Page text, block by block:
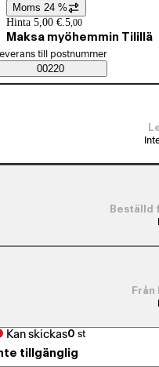
Prisinformation
Moms 24 %
Hinta 5,00 €. 5,00
Maksa myöhemmin Tilillä
Saatavuustiedot
beställningssätt
till postnummer
00220
Beställd
Från
Kan skickas0 st
tillgänglig